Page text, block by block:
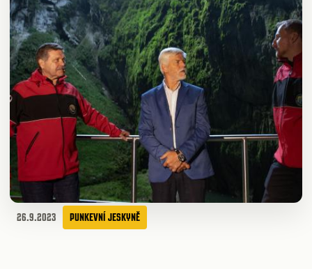
26.9.2023 PUNKEVNÍ JESKYNĚ